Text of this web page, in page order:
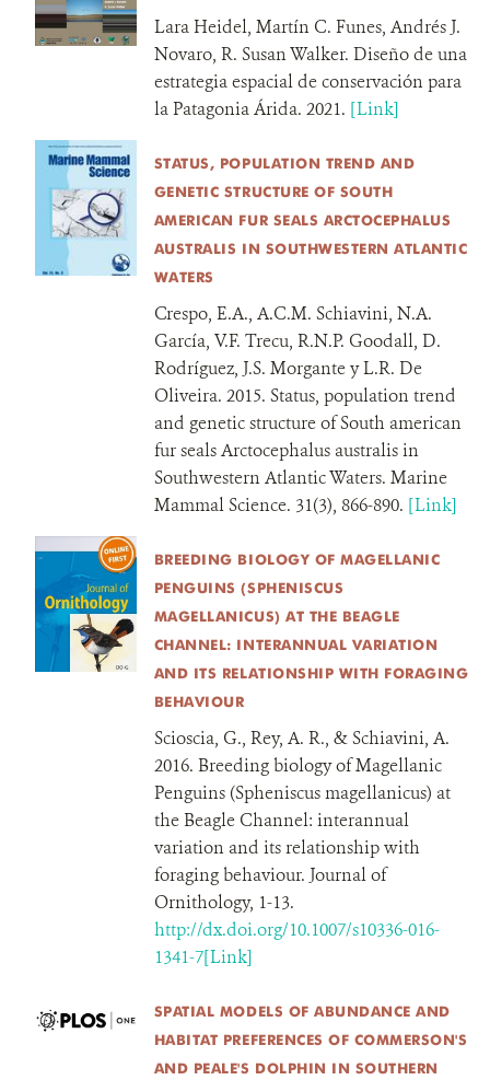
Lara Heidel, Martín C. Funes, Andrés J.
Novaro, R. Susan Walker. Diseño de una
estrategia espacial de conservación para
la Patagonia Árida. 2021. [Link]
STATUS, POPULATION TREND AND
GENETIC STRUCTURE OF SOUTH
AMERICAN FUR SEALS ARCTOCEPHALUS
AUSTRALIS IN SOUTHWESTERN ATLANTIC
WATERS
Crespo, E.A., A.C.M. Schiavini, N.A.
García, V.F. Trecu, R.N.P. Goodall, D.
Rodríguez, J.S. Morgante y L.R. De
Oliveira. 2015. Status, population trend
and genetic structure of South american
fur seals Arctocephalus australis in
Southwestern Atlantic Waters. Marine
Mammal Science. 31(3), 866-890. [Link]
BREEDING BIOLOGY OF MAGELLANIC
PENGUINS (SPHENISCUS
MAGELLANICUS) AT THE BEAGLE
CHANNEL: INTERANNUAL VARIATION
AND ITS RELATIONSHIP WITH FORAGING
BEHAVIOUR
Scioscia, G., Rey, A. R., & Schiavini, A.
2016. Breeding biology of Magellanic
Penguins (Spheniscus magellanicus) at
the Beagle Channel: interannual
variation and its relationship with
foraging behaviour. Journal of
Ornithology, 1-13.
http://dx.doi.org/10.1007/s10336-016-
1341-7[Link]
SPATIAL MODELS OF ABUNDANCE AND
HABITAT PREFERENCES OF COMMERSON'S
AND PEALE'S DOLPHIN IN SOUTHERN